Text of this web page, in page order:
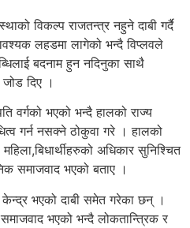
विकल्प राजतन्त्र नहुने दाबी गर्दै
लहडमा लागेको भन्दै विप्लवले
बदनाम हुन नदिनुका साथै
जोड दिए ।
वर्गको भएको भन्दै हालको राज्य
गर्न नसक्ने ठोकुवा गरे । हालको
अधिकार सुनिश्चित
समाजवाद भएको बताए ।
केन्द्र भएको दाबी समेत गरेका छन् ।
भएको भन्दै लोकतान्त्रिक र